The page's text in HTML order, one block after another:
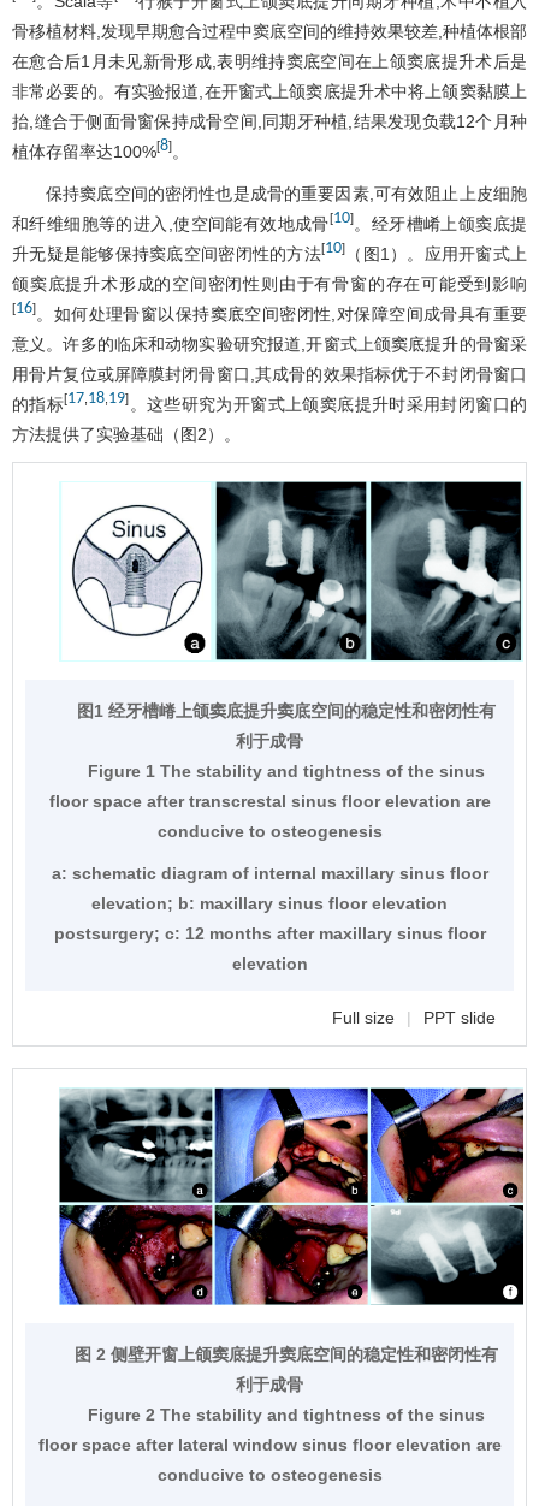
骨移植材料,发现早期愈合过程中窦底空间的维持效果较差,种植体根部
在愈合后1月未见新骨形成,表明维持窦底空间在上颌窦底提升术后是
非常必要的。有实验报道,在开窗式上颌窦底提升术中将上颌窦黏膜上
抬,缝合于侧面骨窗保持成骨空间,同期牙种植,结果发现负载12个月种
植体存留率达100%[8] 。
保持窦底空间的密闭性也是成骨的重要因素,可有效阻止上皮细胞
和纤维细胞等的进入,使空间能有效地成骨[10]。经牙槽崤上颌窦底提
升无疑是能够保持窦底空间密闭性的方法[10]（ 图1 ）。应用开窗式上
颌窦底提升术形成的空间密闭性则由于有骨窗的存在可能受到影响
[16] 。如何处理骨窗以保持窦底空间密闭性,对保障空间成骨具有重要
意义。许多的临床和动物实验研究报道,开窗式上颌窦底提升的骨窗采
用骨片复位或屏障膜封闭骨窗口,其成骨的效果指标优于不封闭骨窗口
的指标[17,18,19] 。这些研究为开窗式上颌窦底提升时采用封闭窗口的
方法提供了实验基础（ 图2）。
图1 经牙槽嵴上颌窦底提升窦底空间的稳定性和密闭性有
利于成骨
Figure 1 The stability and tightness of the sinus
floor space after transcrestal sinus floor elevation are
conducive to osteogenesis
a: schematic diagram of internal maxillary sinus floor
elevation; b: maxillary sinus floor elevation
postsurgery; c: 12 months after maxillary sinus floor
elevation
Full size | PPT slide
图 2 侧壁开窗上颌窦底提升窦底空间的稳定性和密闭性有
利于成骨
Figure 2 The stability and tightness of the sinus
floor space after lateral window sinus floor elevation are
conducive to osteogenesis